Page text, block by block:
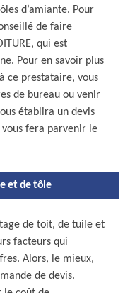
d’amiante. Pour
de faire
qui est
Pour en savoir plus
ce prestataire, vous
de bureau ou venir
établira un devis
fera parvenir le
et de tôle
de toit, de tuile et
facteurs qui
Alors, le mieux,
de devis.